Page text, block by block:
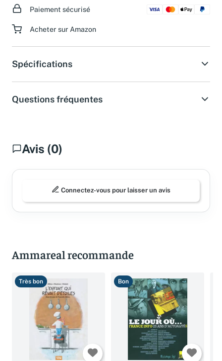
Paiement sécurisé
Acheter sur Amazon
Spécifications
Questions fréquentes
Avis (0)
Connectez-vous pour laisser un avis
Ammareal recommande
Très bon Bon